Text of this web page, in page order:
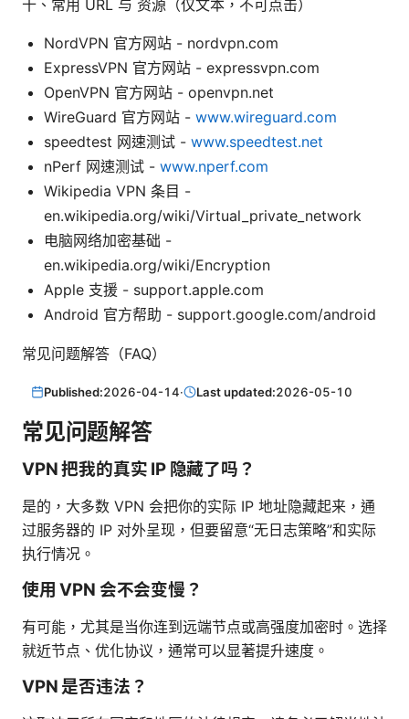
十、常用 URL 与 资源（仅文本，不可点击）
NordVPN 官方网站 - nordvpn.com
ExpressVPN 官方网站 - expressvpn.com
OpenVPN 官方网站 - openvpn.net
WireGuard 官方网站 - www.wireguard.com
speedtest 网速测试 - www.speedtest.net
nPerf 网速测试 - www.nperf.com
Wikipedia VPN 条目 -
en.wikipedia.org/wiki/Virtual_private_network
电脑网络加密基础 -
en.wikipedia.org/wiki/Encryption
Apple 支援 - support.apple.com
Android 官方帮助 - support.google.com/android
常见问题解答（FAQ）
Published:2026-04-14· Last updated:2026-05-10
常见问题解答
VPN 把我的真实 IP 隐藏了吗？
是的，大多数 VPN 会把你的实际 IP 地址隐藏起来，通
过服务器的 IP 对外呈现，但要留意“无日志策略”和实际
执行情况。
使用 VPN 会不会变慢？
有可能，尤其是当你连到远端节点或高强度加密时。选择
就近节点、优化协议，通常可以显著提升速度。
VPN 是否违法？